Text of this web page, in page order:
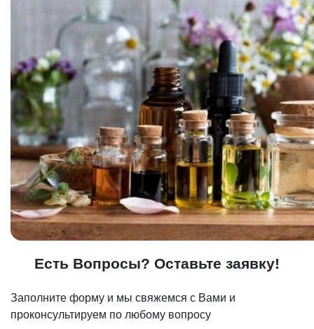
Есть Вопросы? Оставьте заявку!
Заполните форму и мы свяжемся с Вами и
проконсультируем по любому вопросу